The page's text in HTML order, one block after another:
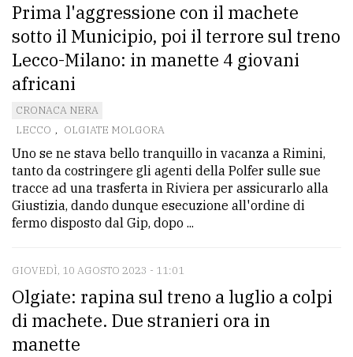
Cookie
policy
Prima l'aggressione con il machete
sotto il Municipio, poi il terrore sul treno
Lecco-Milano: in manette 4 giovani
africani
CRONACA NERA
LECCO , OLGIATE MOLGORA
Uno se ne stava bello tranquillo in vacanza a Rimini,
tanto da costringere gli agenti della Polfer sulle sue
tracce ad una trasferta in Riviera per assicurarlo alla
Giustizia, dando dunque esecuzione all'ordine di
fermo disposto dal Gip, dopo ...
GIOVEDÌ, 10 AGOSTO 2023 - 11:01
Olgiate: rapina sul treno a luglio a colpi
di machete. Due stranieri ora in
manette